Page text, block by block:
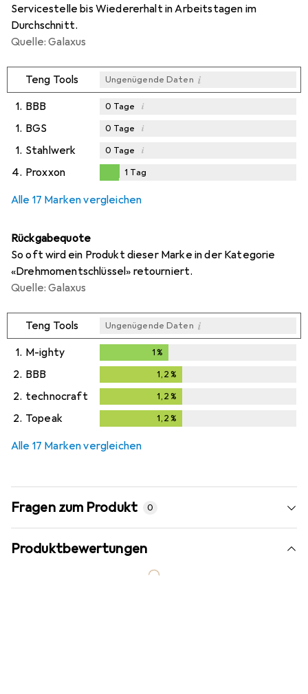
Servicestelle bis Wiedererhalt in Arbeitstagen im
Durchschnitt.
Quelle: Galaxus
Teng Tools Ungenügende Daten i
1. BBB 0 Tage i
1. BGS 0 Tage i
1. Stahlwerk 0 Tage i
4. Proxxon 1 Tag
Alle 17 Marken vergleichen
Rückgabequote
So oft wird ein Produkt dieser Marke in der Kategorie
«Drehmomentschlüssel» retourniert.
Quelle: Galaxus
Teng Tools Ungenügende Daten i
1. M-ighty 1 %
2. BBB 1,2 %
2. technocraft 1,2 %
2. Topeak 1,2 %
Alle 17 Marken vergleichen
Fragen zum Produkt 0
Produktbewertungen